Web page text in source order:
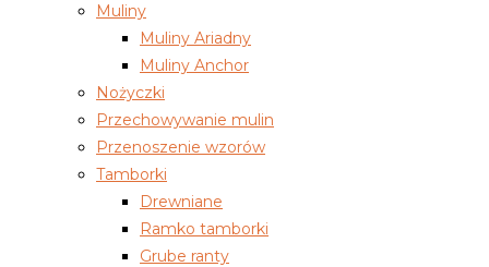
Muliny
Muliny Ariadny
Muliny Anchor
Nożyczki
Przechowywanie mulin
Przenoszenie wzorów
Tamborki
Drewniane
Ramko tamborki
Grube ranty